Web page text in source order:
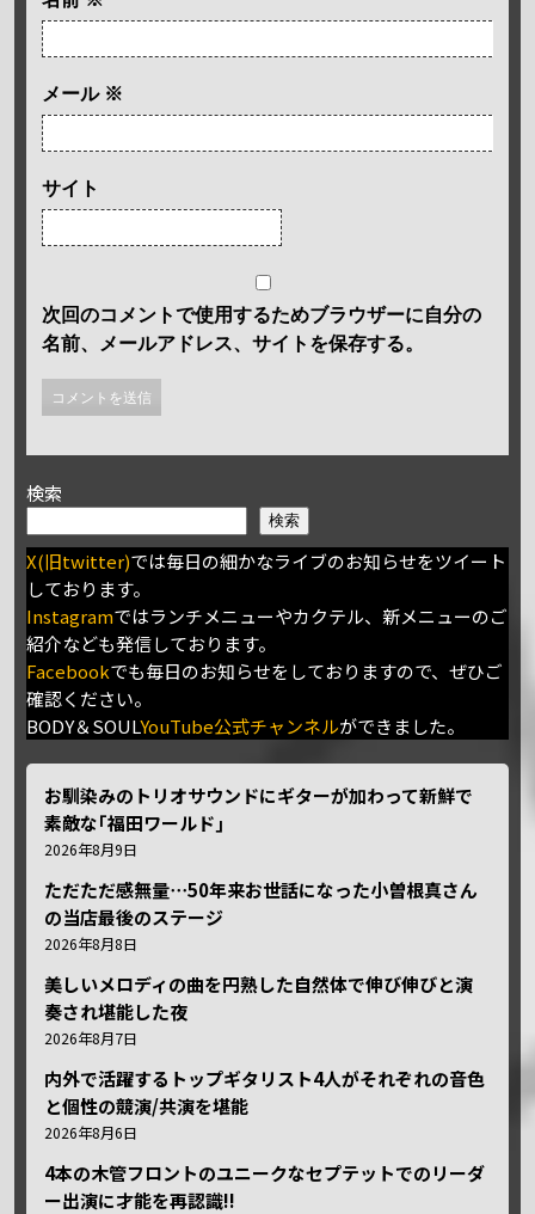
メール ※
サイト
次回のコメントで使用するためブラウザーに自分の
名前、メールアドレス、サイトを保存する。
検索
検索
X(旧twitter)では毎日の細かなライブのお知らせをツイート
しております。
Instagramではランチメニューやカクテル、新メニューのご
紹介なども発信しております。
Facebookでも毎日のお知らせをしておりますので、ぜひご
確認ください。
BODY＆SOULYouTube公式チャンネルができました。
お馴染みのトリオサウンドにギターが加わって新鮮で
素敵な｢福田ワールド｣
2026年8月9日
ただただ感無量⋯50年来お世話になった小曽根真さん
の当店最後のステージ
2026年8月8日
美しいメロディの曲を円熟した自然体で伸び伸びと演
奏され堪能した夜
2026年8月7日
内外で活躍するトップギタリスト4人がそれぞれの音色
と個性の競演/共演を堪能
2026年8月6日
4本の木管フロントのユニークなセプテットでのリーダ
ー出演に才能を再認識!!